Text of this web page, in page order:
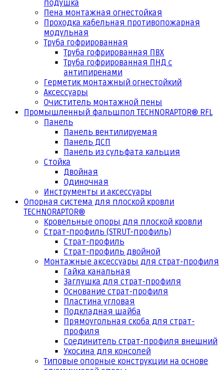
подушка
Пена монтажная огнестойкая
Проходка кабельная противопожарная
модульная
Труба гофрированная
Труба гофрированная ПВХ
Труба гофрированная ПНД с
антипиренами
Герметик монтажный огнестойкий
Аксессуары
Очиститель монтажной пены
Промышленный фальшпол TECHNORAPTOR® RFL
Панель
Панель вентилируемая
Панель ДСП
Панель из сульфата кальция
Стойка
Двойная
Одиночная
Инструменты и аксессуары
Опорная система для плоской кровли
TECHNORAPTOR®
Кровельные опоры для плоской кровли
Страт-профиль (STRUT-профиль)
Страт-профиль
Страт-профиль двойной
Монтажные аксессуары для страт-профиля
Гайка канальная
Заглушка для страт-профиля
Основание страт-профиля
Пластина угловая
Подкладная шайба
Прямоугольная скоба для страт-
профиля
Соединитель страт-профиля внешний
Укосина для консолей
Типовые опорные конструкции на основе